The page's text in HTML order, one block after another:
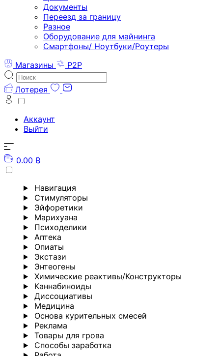
Документы
Переезд за границу
Разное
Оборудование для майнинга
Смартфоны/ Ноутбуки/Роутеры
Магазины
P2P
Лотерея
Аккаунт
Выйти
0.00 ₿
Навигация
Стимуляторы
Эйфоретики
Марихуана
Психоделики
Аптека
Опиаты
Экстази
Энтеогены
Химические реактивы/Конструкторы
Каннабиноиды
Диссоциативы
Медицина
Основа курительных смесей
Реклама
Товары для грова
Способы заработка